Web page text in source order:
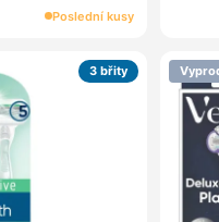
Poslední kusy
3 břity